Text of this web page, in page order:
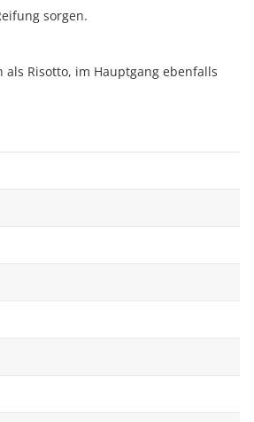
sorgen.
Risotto, im Hauptgang ebenfalls